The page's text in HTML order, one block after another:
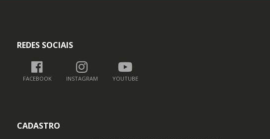
REDES SOCIAIS
FACEBOOK INSTAGRAM YOUTUBE
CADASTRO